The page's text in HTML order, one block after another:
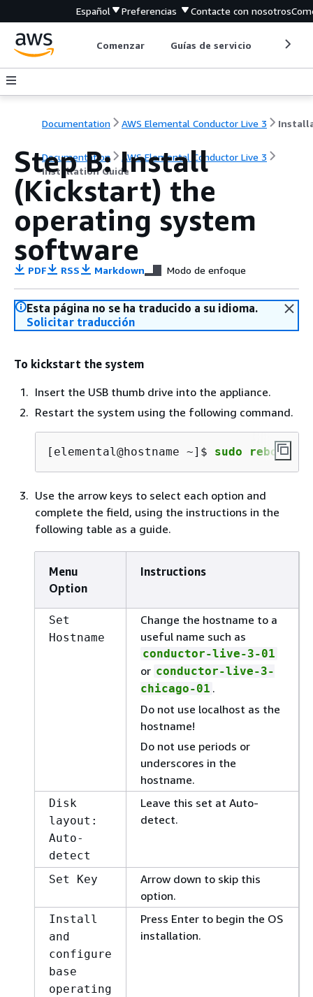
Español Preferencias Contacte con nosotros
Comenzar Guías de servicio
Documentation AWS Elemental Conductor Live 3
Documentation
AWS Elemental Conductor Live 3
Installation Guide
Step B: Install
(Kickstart) the
operating system
software
PDF RSS Markdown Modo de enfoque
Esta página no se ha traducido a su idioma.
Solicitar traducción
To kickstart the system
Insert the USB thumb drive into the appliance.
Restart the system using the following command.
[elemental@hostname ~]$ sudo reboot
Use the arrow keys to select each option and
complete the field, using the instructions in the
following table as a guide.
Menu
Option
Instructions
Set
Hostname
Change the hostname to a
useful name such as
conductor-live-3-01
or conductor-live-3-
chicago-01 .
Do not use localhost as the
hostname!
Do not use periods or
underscores in the
hostname.
Disk
layout:
Auto-
detect
Leave this set at Auto-
detect.
Set Key
Arrow down to skip this
option.
Install
and
configure
base
operating
Press Enter to begin the OS
installation.